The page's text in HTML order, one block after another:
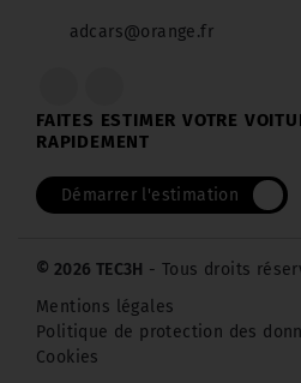
adcars@orange.fr
FAITES ESTIMER VOTRE
RAPIDEMENT
Démarrer l'estimation
© 2026 TEC3H - Tous droits
Mentions légales
Politique de protection des
Cookies